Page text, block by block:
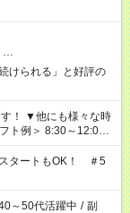
…
けられる」と好評の
な時
ト例＞ 8:30～12:00
など
タートもOK！ ＃5
～50代活躍中 / 副